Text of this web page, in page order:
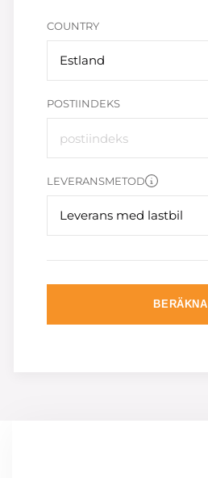
COUNTRY
Estland
POSTIINDEKS
LEVERANSMETOD
Leverans med lastbil
BERÄKNA